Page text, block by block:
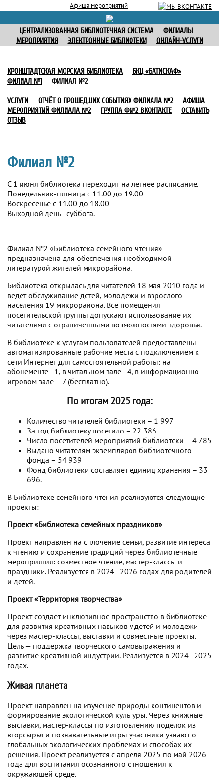
Афиша мероприятий
ЦЕНТРАЛИЗОВАННАЯ БИБЛИОТЕЧНАЯ СИСТЕМА
ФИЛИАЛЫ
МЕРОПРИЯТИЯ
ЭЛЕКТРОННЫЕ БИБЛИОТЕКИ ОНЛАЙН-УСЛУГИ
КРОНШТАДТСКАЯ МОРСКАЯ БИБЛИОТЕКА
БКЦ «БАТИСКАФ»
ФИЛИАЛ №1
ФИЛИАЛ №2
УСЛУГИ ОТЧЁТ О ПРОШЕДШИХ СОБЫТИЯХ ФИЛИАЛА №2
АФИША
МЕРОПРИЯТИЙ ФИЛИАЛА №2
ГРУППА Ф№2 ВКОНТАКТЕ
ОСТАВИТЬ
ОТЗЫВ
Филиал №2
С 1 июня библиотека переходит на летнее расписание.
Понедельник-пятница с 11.00 до 19.00
Воскресенье с 11.00 до 18.00
Выходной день - суббота.
Филиал №2 «Библиотека семейного чтения»
предназначена для обеспечения необходимой
литературой жителей микрорайона.
Библиотека открылась для читателей 18 мая 2010 года и
ведёт обслуживание детей, молодёжи и взрослого
населения 19 микрорайона. Все помещения
посетительской группы допускают использование их
читателями с ограниченными возможностями здоровья.
В библиотеке к услугам пользователей предоставлены
автоматизированные рабочие места с подключением к
сети Интернет для самостоятельной работы: на
абонементе - 1, в читальном зале - 4, в информационно-
игровом зале – 7 (бесплатно).
По итогам 2025 года:
Количество читателей библиотеки – 1 997
За год библиотеку посетило – 22 386
Число посетителей мероприятий библиотеки – 4 785
Выдано читателям экземпляров библиотечного
фонда – 54 939
Фонд библиотеки составляет единиц хранения – 33
696.
В Библиотеке семейного чтения реализуются следующие
проекты:
Проект «Библиотека семейных праздников»
Проект направлен на сплочение семьи, развитие интереса
к чтению и сохранение традиций через библиотечные
мероприятия: совместное чтение, мастер-классы и
праздники. Реализуется в 2024–2026 годах для родителей
и детей.
Проект «Территория творчества»
Проект создаёт инклюзивное пространство в библиотеке
для развития креативных навыков у детей и молодёжи
через мастер-классы, выставки и совместные проекты.
Цель — поддержка творческого самовыражения и
развитие креативной индустрии. Реализуется в 2024–2025
годах.
Живая планета
Проект направлен на изучение природы континентов и
формирование экологической культуры. Через книжные
выставки, мастер-классы по изготовлению поделок из
вторсырья и познавательные игры участники узнают о
глобальных экологических проблемах и способах их
решения. Проект реализуется с апреля 2025 по май 2026
года для воспитания осознанного отношения к
окружающей среде.